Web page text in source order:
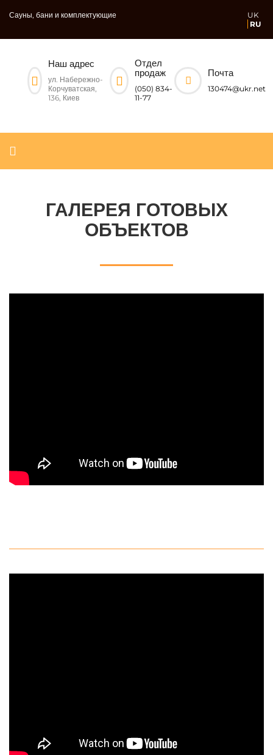
Сауны, бани и комплектующие
UK
RU
Наш адрес
ул. Набережно-
Корчуватская,
136, Киев
Отдел
продаж
(050) 834-
11-77
Почта
130474@ukr.net
ГАЛЕРЕЯ ГОТОВЫХ
ОБЪЕКТОВ